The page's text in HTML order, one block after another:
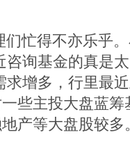
忙得不亦乐乎。
咨询基金的真是
求增多，行里最
些主投大盘蓝
产等大盘股较多